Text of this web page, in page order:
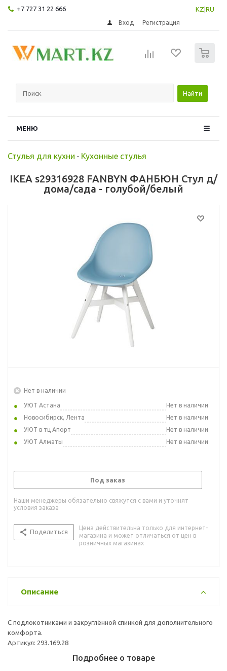
+7 727 31 22 666 KZ RU
Вход Регистрация
Найти
МЕНЮ
Стулья для кухни - Кухонные стулья
IKEA s29316928 FANBYN ФАНБЮН Стул д/
дома/сада - голубой/белый
Нет в наличии
УЮТ Астана
Нет в наличии
Новосибирск, Лента
Нет в наличии
УЮТ в тц Апорт
Нет в наличии
УЮТ Алматы
Нет в наличии
Под заказ
Наши менеджеры обязательно свяжутся с вами и уточнят
условия заказа
Поделиться
Цена действительна только для интернет-
магазина и может отличаться от цен в
розничных магазинах
Описание
С подлокотниками и закруглённой спинкой для дополнительного
комфорта.
Артикул: 293.169.28
Подробнее о товаре